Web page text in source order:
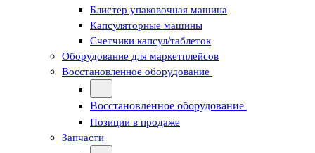
Блистер упаковочная машина
Капсуляторные машины
Счетчики капсул/таблеток
Оборудование для маркетплейсов
Восстановленное оборудование
Восстановленное оборудование
Позиции в продаже
Запчасти